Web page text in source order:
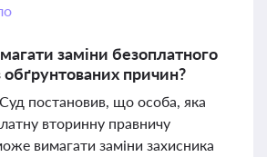
заміни безоплатного
обґрунтованих причин?
постановив, що особа, яка
вторинну правничу
вимагати заміни захисника